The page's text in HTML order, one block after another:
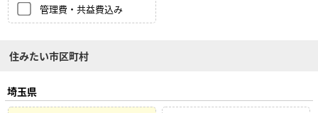
管理費・共益費込み
住みたい市区町村
埼玉県